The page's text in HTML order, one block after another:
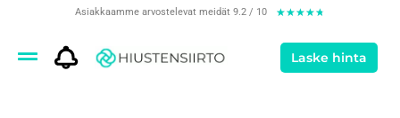
Asiakkaamme arvostelevat meidät 9.2 / 10 ★★★★★
Laske hinta